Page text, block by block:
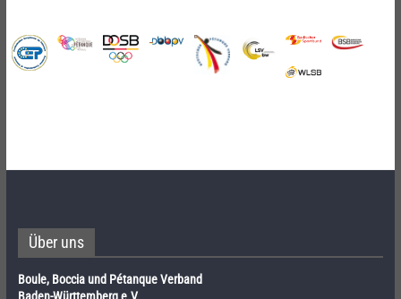
Über uns
Boule, Boccia und Pétanque Verband
Baden-Württemberg e.V.